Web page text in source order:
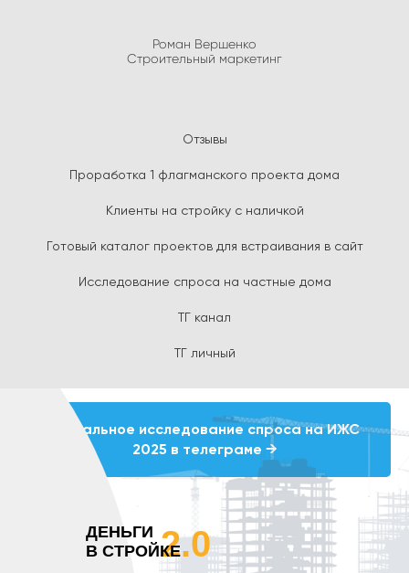
Роман Вершенко
Строительный маркетинг
Отзывы
Проработка 1 флагманского проекта дома
Клиенты на стройку с наличкой
Готовый каталог проектов для встраивания в сайт
Исследование спроса на частные дома
ТГ канал
ТГ личный
Актуальное исследование спроса на ИЖС
2025 в телеграме →
2.0
ДЕНЬГИ
В СТРОЙКЕ